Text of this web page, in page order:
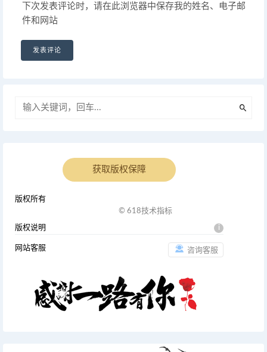
下次发表评论时，请在此浏览器中保存我的姓名、电子邮
件和网站
获取版权保障
版权所有
© 618技术指标
版权说明 i
网站客服 咨询客服